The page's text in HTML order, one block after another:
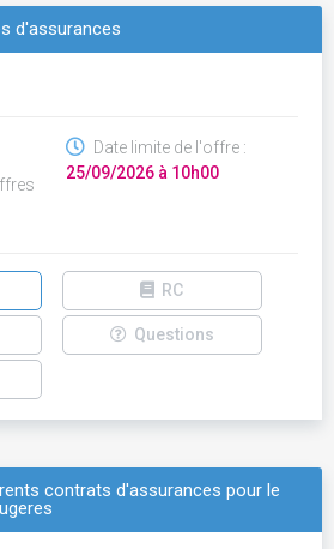
d'assurances
Date limite de l'offre :
25/09/2026 à 10h00
RC
Questions
contrats d'assurances pour le